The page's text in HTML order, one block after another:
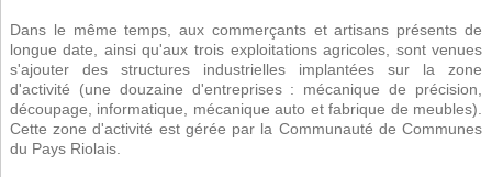
Dans le même temps, aux commerçants et artisans présents de
longue date, ainsi qu'aux trois exploitations agricoles, sont venues
s'ajouter des structures industrielles implantées sur la zone
d'activité (une douzaine d'entreprises : mécanique de précision,
découpage, informatique, mécanique auto et fabrique de meubles).
Cette zone d'activité est gérée par la Communauté de Communes
du Pays Riolais.